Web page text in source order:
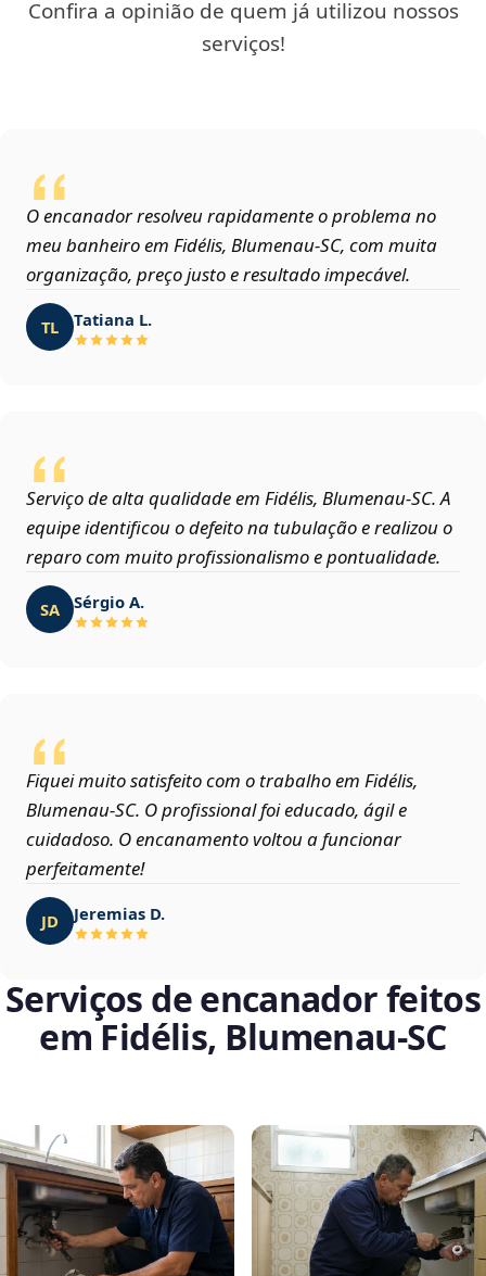
Confira a opinião de quem já utilizou nossos
serviços!
O encanador resolveu rapidamente o problema no
meu banheiro em Fidélis, Blumenau‑SC, com muita
organização, preço justo e resultado impecável.
TL Tatiana L.
Serviço de alta qualidade em Fidélis, Blumenau‑SC. A
equipe identificou o defeito na tubulação e realizou o
reparo com muito profissionalismo e pontualidade.
SA Sérgio A.
Fiquei muito satisfeito com o trabalho em Fidélis,
Blumenau‑SC. O profissional foi educado, ágil e
cuidadoso. O encanamento voltou a funcionar
perfeitamente!
JD Jeremias D.
Serviços de encanador feitos
em Fidélis, Blumenau‑SC